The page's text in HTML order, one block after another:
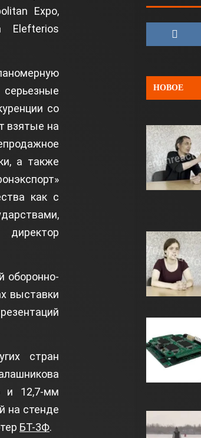
Expo,
Elefterios
со
взятые на
а также
как с
оборонно-
выставки
стран
и 12,7-мм
на стенде
БТ-3Ф.
НОВОЕ